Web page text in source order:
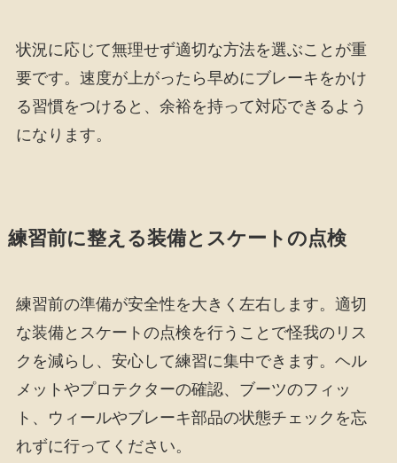
状況に応じて無理せず適切な方法を選ぶことが重
要です。速度が上がったら早めにブレーキをかけ
る習慣をつけると、余裕を持って対応できるよう
になります。
練習前に整える装備とスケートの点検
練習前の準備が安全性を大きく左右します。適切
な装備とスケートの点検を行うことで怪我のリス
クを減らし、安心して練習に集中できます。ヘル
メットやプロテクターの確認、ブーツのフィッ
ト、ウィールやブレーキ部品の状態チェックを忘
れずに行ってください。